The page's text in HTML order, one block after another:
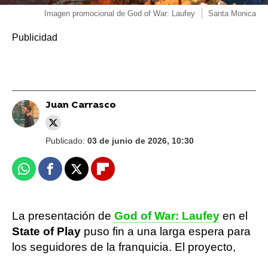
Imagen promocional de God of War: Laufey Santa Monica
Juan Carrasco
Publicado: 03 de junio de 2026, 10:30
WhatsappFacebook
X Flipboard
La presentación de God of War: Laufey en el
State of Play puso fin a una larga espera para
los seguidores de la franquicia. El proyecto,